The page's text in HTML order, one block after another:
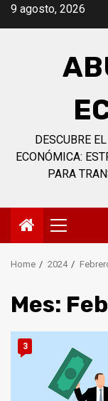
Skip9 agosto, 2026
DESCUBRE
ECONÓMICA:
PARA
Primary
Menu
Home 2024
Mes:
3